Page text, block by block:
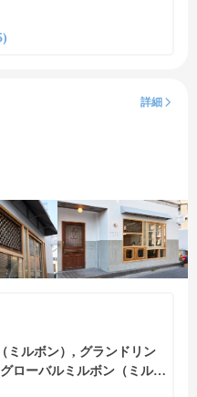
詳細
ミルボン）, グランドリン
ローバルミルボン（ミルボ
内側から補修、美しい艶